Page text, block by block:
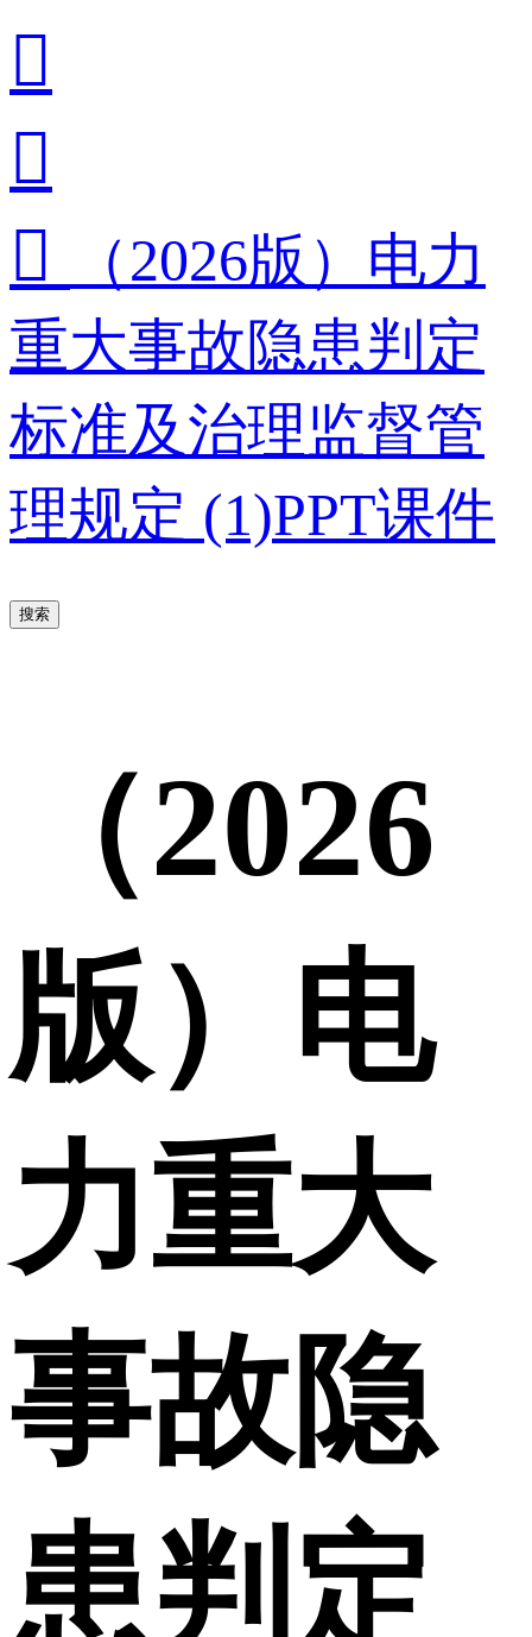



（2026版）电力
重大事故隐患判定
标准及治理监督管
理规定 (1)PPT课件
搜索
（2026
版）电
力重大
事故隐
患判定